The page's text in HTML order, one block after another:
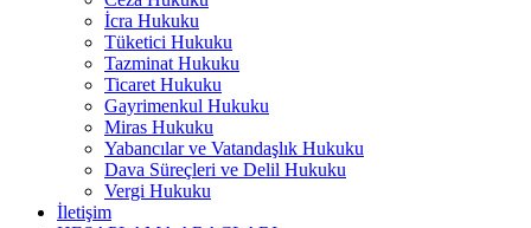
İcra Hukuku
Tüketici Hukuku
Tazminat Hukuku
Ticaret Hukuku
Gayrimenkul Hukuku
Miras Hukuku
Yabancılar ve Vatandaşlık Hukuku
Dava Süreçleri ve Delil Hukuku
Vergi Hukuku
İletişim